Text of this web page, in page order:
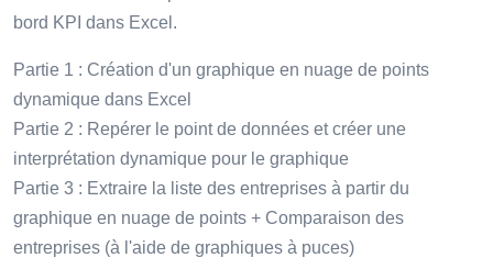
bord KPI dans Excel.
Partie 1 : Création d'un graphique en nuage de points
dynamique dans Excel
Partie 2 : Repérer le point de données et créer une
interprétation dynamique pour le graphique
Partie 3 : Extraire la liste des entreprises à partir du
graphique en nuage de points + Comparaison des
entreprises (à l'aide de graphiques à puces)